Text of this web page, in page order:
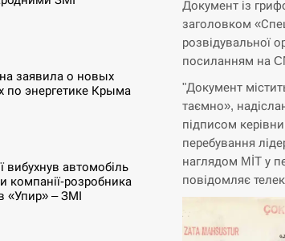
заявила о новых
по энергетике Крыма
вибухнув автомобіль
компанії-розробника
«Упир» – ЗМІ
Документ із
заголовком
розвідувальної
посиланням на
"Документ
таємно»,
підписом
перебування
наглядом MİT у
повідомляє